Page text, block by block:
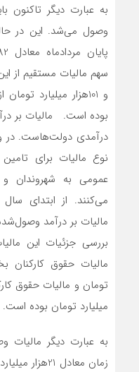
وصول می‌شد. این در
و 101هزار میلیارد
بوده است. مالیات بر
درآمدی دولت‌هاست. در
نوع مالیات برای
عمومی به شهروندان و
می‌کنند. از ابتدای
بررسی جزئیات این
میلیارد تومان بوده است.
به عبارت دیگر مالیات
زمان معادل